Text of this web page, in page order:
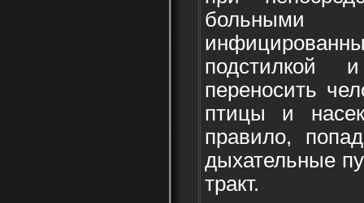
переносить
птицы и
правило,
дыхательные
тракт.